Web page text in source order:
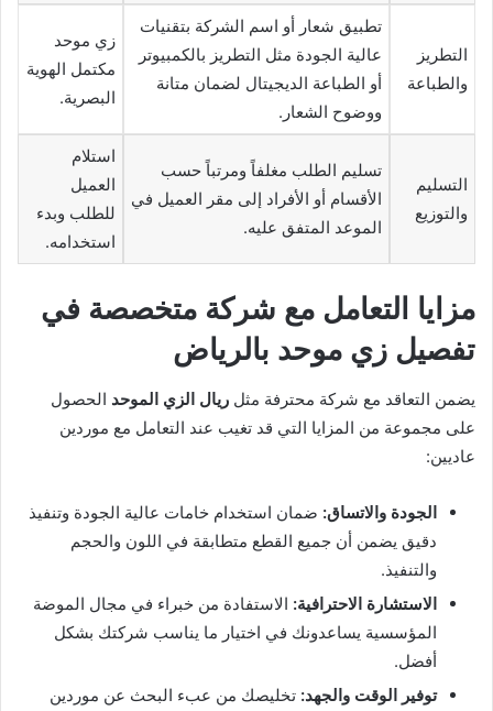
التطريز
والطباعة
تطبيق شعار أو اسم الشركة بتقنيات
عالية الجودة مثل التطريز بالكمبيوتر
أو الطباعة الديجيتال لضمان متانة
ووضوح الشعار.
زي موحد
مكتمل الهوية
البصرية.
التسليم
والتوزيع
تسليم الطلب مغلفاً ومرتباً حسب
الأقسام أو الأفراد إلى مقر العميل في
الموعد المتفق عليه.
استلام
العميل
للطلب وبدء
استخدامه.
مزايا التعامل مع شركة متخصصة في
تفصيل زي موحد بالرياض
يضمن التعاقد مع شركة محترفة مثل ريال الزي الموحد الحصول
على مجموعة من المزايا التي قد تغيب عند التعامل مع موردين
عاديين:
الجودة والاتساق: ضمان استخدام خامات عالية الجودة وتنفيذ
دقيق يضمن أن جميع القطع متطابقة في اللون والحجم
والتنفيذ.
الاستشارة الاحترافية: الاستفادة من خبراء في مجال الموضة
المؤسسية يساعدونك في اختيار ما يناسب شركتك بشكل
أفضل.
توفير الوقت والجهد: تخليصك من عبء البحث عن موردين